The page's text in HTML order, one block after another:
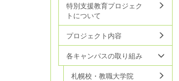
特別支援教育プロジェク
トについて
プロジェクト内容
各キャンパスの取り組み
札幌校・教職大学院